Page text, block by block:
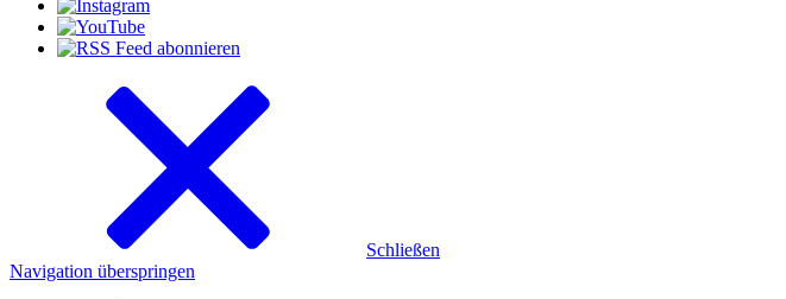
Schließen
Navigation überspringen